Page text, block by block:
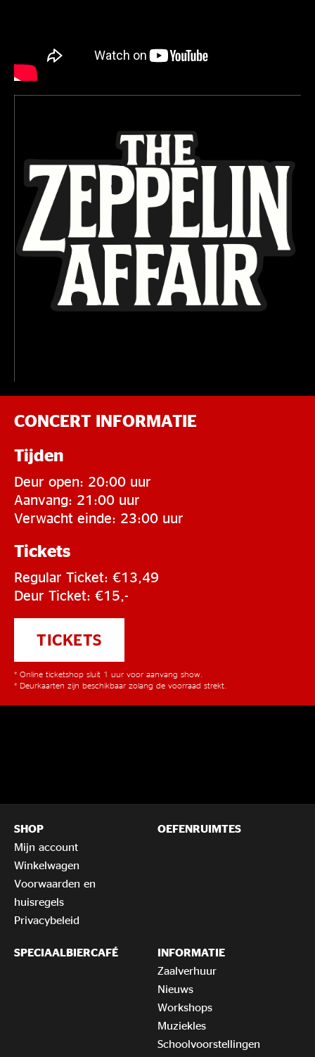
CONCERT INFORMATIE
Tijden
Deur open: 20:00 uur
Aanvang: 21:00 uur
Verwacht einde: 23:00 uur
Tickets
Regular Ticket: €13,49
Deur Ticket: €15,-
TICKETS
* Online ticketshop sluit 1 uur voor aanvang show.
* Deurkaarten zijn beschikbaar zolang de voorraad strekt.
SHOP
Mijn account
Winkelwagen
Voorwaarden en
huisregels
Privacybeleid
OEFENRUIMTES
SPECIAALBIERCAFÉ
INFORMATIE
Zaalverhuur
Nieuws
Workshops
Muziekles
Schoolvoorstellingen